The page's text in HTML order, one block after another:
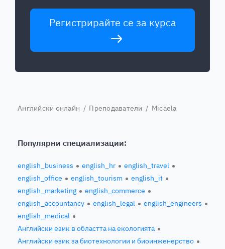
Регистрирайте се за курса
Английски онлайн / Преподаватели / Micaela
Популярни специализации:
english_business english_hr
english_travel
english_office
english_tourism
english_it
english_marketing
english_commerce
english_accountancy
english_legal
english_engineers
english_medical
Английски език в областта на екологията
Английски език за биотехнологии и биоинженерство